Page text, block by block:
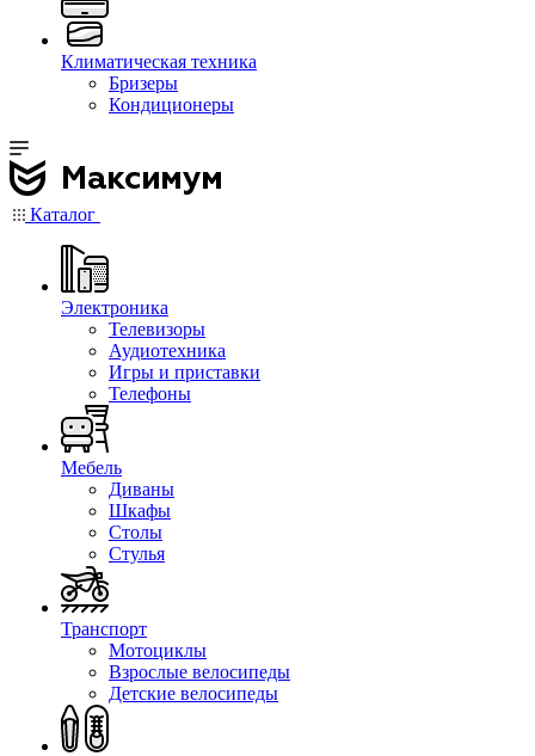
Климатическая техника
Бризеры
Кондиционеры
Каталог
Электроника
Телевизоры
Аудиотехника
Игры и приставки
Телефоны
Мебель
Диваны
Шкафы
Столы
Стулья
Транспорт
Мотоциклы
Взрослые велосипеды
Детские велосипеды